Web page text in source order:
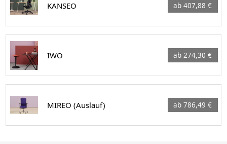
KANSEO ab 407,88 €
IWO ab 274,30 €
MIREO (Auslauf) ab 786,49 €